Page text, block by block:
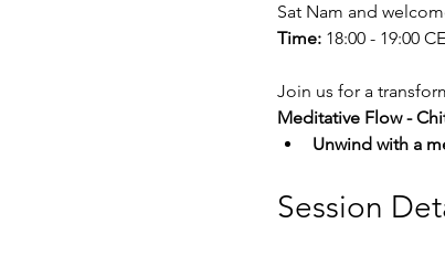
Sat Nam and
Time: 18:00 - 19:00
Join us for a
Meditative Flow -
Unwind with a
Session